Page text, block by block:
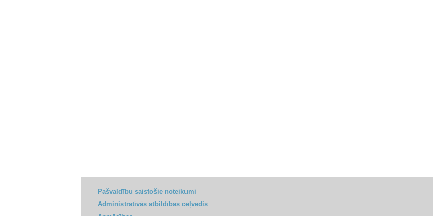
Pašvaldību saistošie noteikumi
Administratīvās atbildības ceļvedis